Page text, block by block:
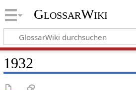
GlossarWiki
1932